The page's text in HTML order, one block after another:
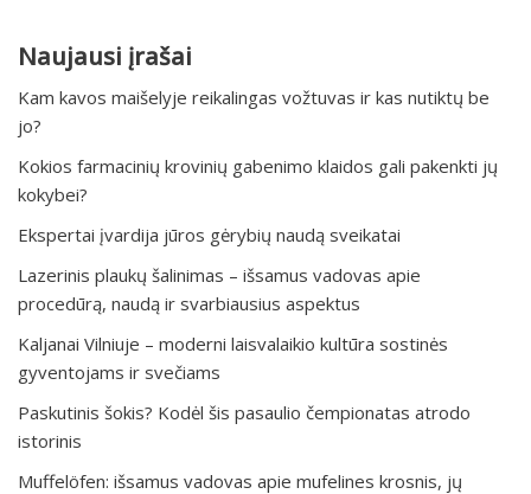
Naujausi įrašai
Kam kavos maišelyje reikalingas vožtuvas ir kas nutiktų be
jo?
Kokios farmacinių krovinių gabenimo klaidos gali pakenkti jų
kokybei?
Ekspertai įvardija jūros gėrybių naudą sveikatai
Lazerinis plaukų šalinimas – išsamus vadovas apie
procedūrą, naudą ir svarbiausius aspektus
Kaljanai Vilniuje – moderni laisvalaikio kultūra sostinės
gyventojams ir svečiams
Paskutinis šokis? Kodėl šis pasaulio čempionatas atrodo
istorinis
Muffelöfen: išsamus vadovas apie mufelines krosnis, jų